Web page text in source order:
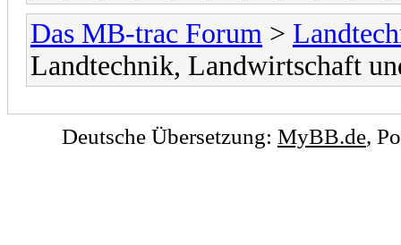
Das MB-trac Forum >
Landtechnik, Landwirtschaft
Deutsche Übersetzung: MyBB.de,